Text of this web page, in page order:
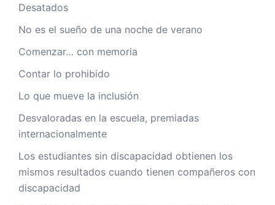
Desatados
No es el sueño de una noche de verano
Comenzar… con memoria
Contar lo prohibido
Lo que mueve la inclusión
Desvaloradas en la escuela, premiadas
internacionalmente
Los estudiantes sin discapacidad obtienen los
mismos resultados cuando tienen compañeros con
discapacidad